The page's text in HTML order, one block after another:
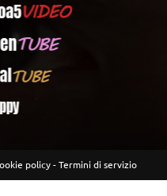
policy-Termini di servizio